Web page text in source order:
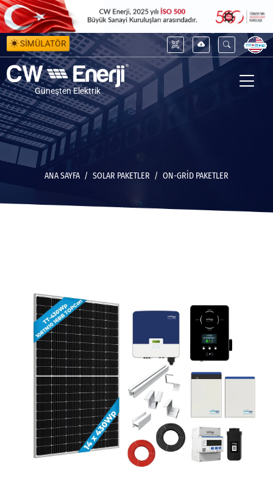
SİMÜLATÖR
Güneşten Elektrik
ANA SAYFA SOLAR PAKETLER ON-GRID PAKETLER